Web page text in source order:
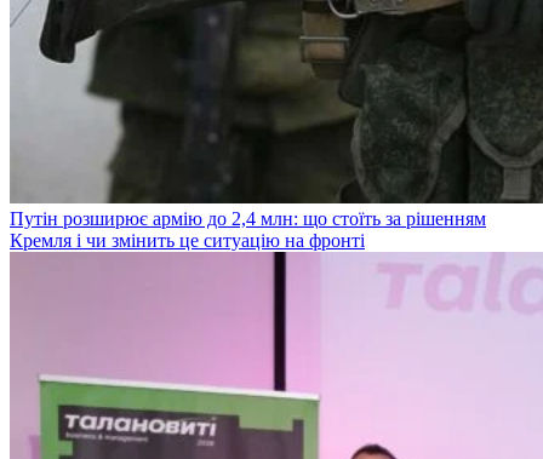
Путін розширює армію до 2,4 млн: що стоїть за рішенням
Кремля і чи змінить це ситуацію на фронті